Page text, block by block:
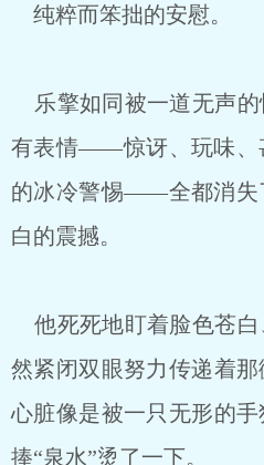
纯粹而笨拙的安慰。
乐擎如同被一道无声的
有表情——惊讶、玩味、
的冰冷警惕——全都消失
白的震撼。
他死死地盯着脸色苍白
然紧闭双眼努力传递着那
心脏像是被一只无形的
捧“泉水”烫了一下。